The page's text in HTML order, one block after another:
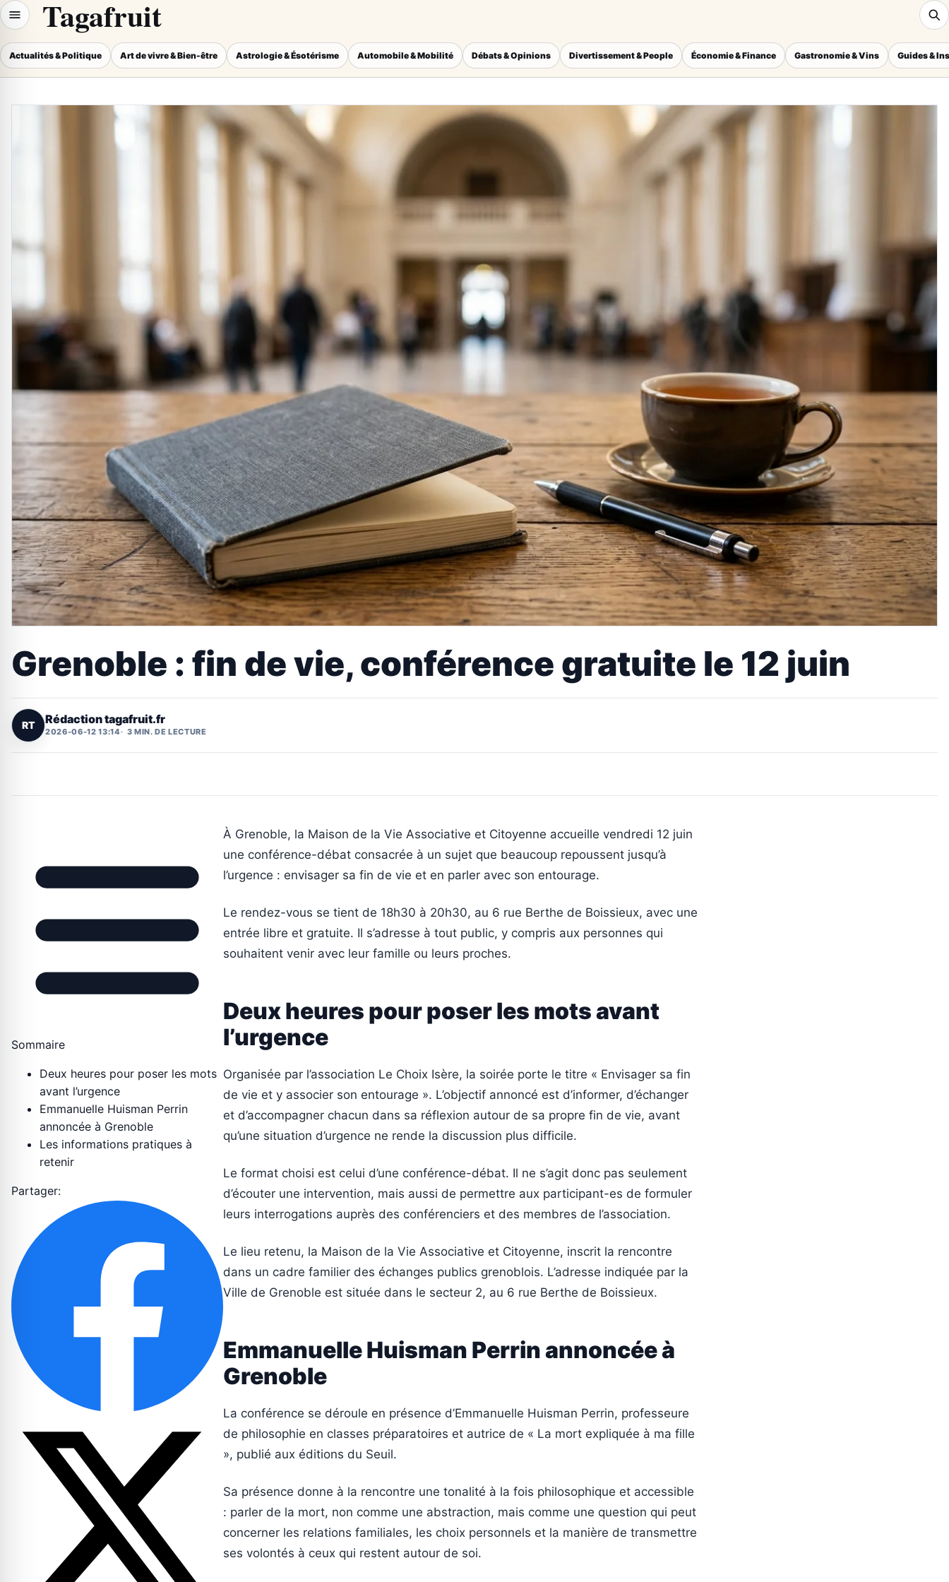
Tagafruit
Actualités & Politique Art de vivre & Bien-être Astrologie & Ésotérisme Automobile & Mobilité Débats & Opinions Divertissement & People Économie & Finance Gastronomie & Vins Guides &
Grenoble : fin de vie, conférence gratuite le 12 juin
RT Rédaction tagafruit.fr
2026-06-12 13:14 3 MIN. DE LECTURE
Sommaire
Deux heures pour poser les mots
avant l’urgence
Emmanuelle Huisman Perrin
annoncée à Grenoble
Les informations pratiques à
retenir
Partager:
À Grenoble, la Maison de la Vie Associative et Citoyenne accueille vendredi 12 juin
une conférence-débat consacrée à un sujet que beaucoup repoussent jusqu’à
l’urgence : envisager sa fin de vie et en parler avec son entourage.
Le rendez-vous se tient de 18h30 à 20h30, au 6 rue Berthe de Boissieux, avec une
entrée libre et gratuite. Il s’adresse à tout public, y compris aux personnes qui
souhaitent venir avec leur famille ou leurs proches.
Deux heures pour poser les mots avant
l’urgence
Organisée par l’association Le Choix Isère, la soirée porte le titre « Envisager sa fin
de vie et y associer son entourage ». L’objectif annoncé est d’informer, d’échanger
et d’accompagner chacun dans sa réflexion autour de sa propre fin de vie, avant
qu’une situation d’urgence ne rende la discussion plus difficile.
Le format choisi est celui d’une conférence-débat. Il ne s’agit donc pas seulement
d’écouter une intervention, mais aussi de permettre aux participant-es de formuler
leurs interrogations auprès des conférenciers et des membres de l’association.
Le lieu retenu, la Maison de la Vie Associative et Citoyenne, inscrit la rencontre
dans un cadre familier des échanges publics grenoblois. L’adresse indiquée par la
Ville de Grenoble est située dans le secteur 2, au 6 rue Berthe de Boissieux.
Emmanuelle Huisman Perrin annoncée à
Grenoble
La conférence se déroule en présence d’Emmanuelle Huisman Perrin, professeure
de philosophie en classes préparatoires et autrice de « La mort expliquée à ma fille
», publié aux éditions du Seuil.
Sa présence donne à la rencontre une tonalité à la fois philosophique et accessible
: parler de la mort, non comme une abstraction, mais comme une question qui peut
concerner les relations familiales, les choix personnels et la manière de transmettre
ses volontés à ceux qui restent autour de soi.